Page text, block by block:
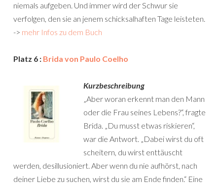
niemals aufgeben. Und immer wird der Schwur sie
verfolgen, den sie an jenem schicksalhaften Tage leisteten.
-> mehr Infos zu dem Buch
Platz 6 : Brida von Paulo Coelho
Kurzbeschreibung
„Aber woran erkennt man den Mann
oder die Frau seines Lebens?“, fragte
Brida. „Du musst etwas riskieren“,
war die Antwort. „Dabei wirst du oft
scheitern, du wirst enttäuscht
werden, desillusioniert. Aber wenn du nie aufhörst, nach
deiner Liebe zu suchen, wirst du sie am Ende finden.“ Eine